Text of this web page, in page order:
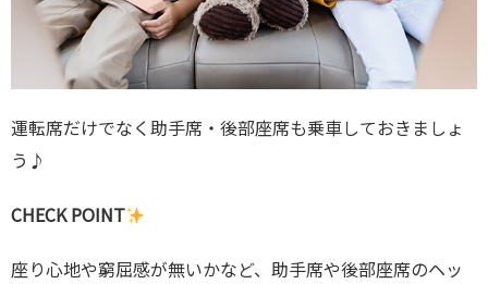
運転席だけでなく助手席・後部座席も乗車しておきましょ
う♪
CHECK POINT
座り心地や窮屈感が無いかなど、助手席や後部座席のヘッ